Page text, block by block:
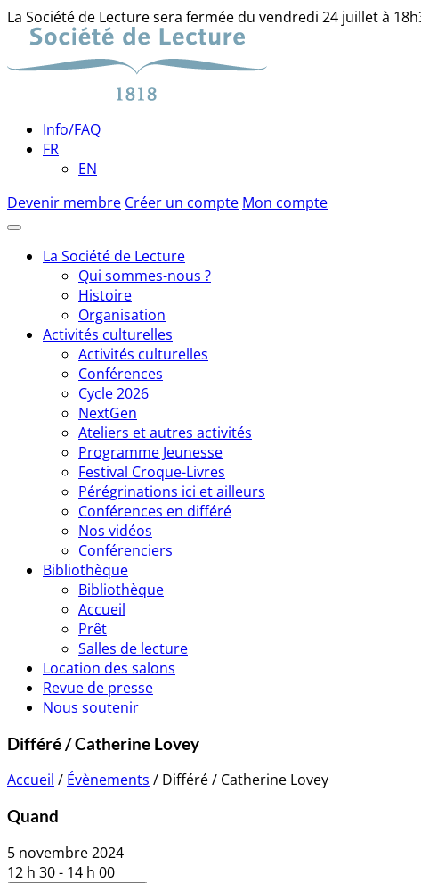
La Société de Lecture sera fermée du vendredi 24 juillet à
Skip
content
Info/FAQ
FR
EN
Devenir membre Créer un compte Mon compte
La Société de Lecture
Qui sommes-nous ?
Histoire
Organisation
Activités culturelles
Activités culturelles
Conférences
Cycle 2026
NextGen
Ateliers et autres activités
Programme Jeunesse
Festival Croque-Livres
Pérégrinations ici et ailleurs
Conférences en différé
Nos vidéos
Conférenciers
Bibliothèque
Bibliothèque
Accueil
Prêt
Salles de lecture
Location des salons
Revue de presse
Nous soutenir
Différé / Catherine Lovey
Accueil / Évènements / Différé / Catherine Lovey
Quand
5 novembre 2024
12 h 30 - 14 h 00